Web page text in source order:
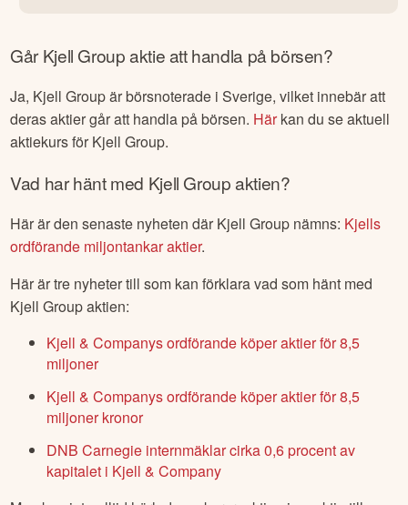
GårKjell Groupaktie att handla på börsen?
Ja, Kjell Groupär börsnoterade i Sverige, vilket innebär att
deras aktier går att handla på börsen. Härkan du se aktuell
aktiekurs för Kjell Group.
Vad har hänt med Kjell Groupaktien?
Här är den senaste nyheten där Kjell Group nämns: Kjells
ordförande miljontankar aktier.
Här är tre nyheter till som kan förklara vad som hänt med
Kjell Groupaktien:
Kjell & Companys ordförande köper aktier för 8,5
miljoner
Kjell & Companys ordförande köper aktier för 8,5
miljoner kronor
DNB Carnegie internmäklar cirka 0,6 procent av
kapitalet i Kjell & Company